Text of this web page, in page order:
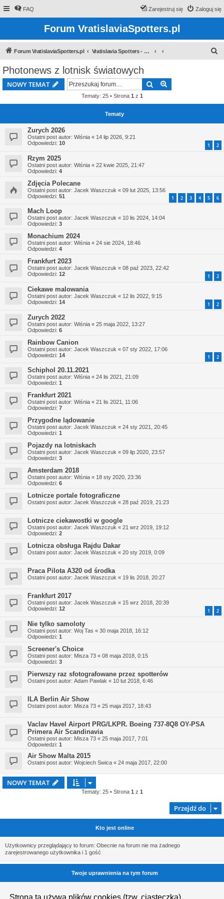
Strona ta używa plików cookies (tzw. ciasteczka)
FAQ Zaloguj się
Zarejestruj się
Forum VratislaviaSpotters.pl
Forum VratislaviaSpotters.pl Vratislavia Spotters - Wroclawska grupa spotterska
Photonews z lotnisk światowych
NOWY TEMAT Szukaj
Tematy: 25 • Strona 1 z 1
Tematy
Zurych 2026
Ostatni post autor: Wiśnia « 14 lip 2026, 9:21
Odpowiedzi: 10 1 2
Rzym 2025
Ostatni post autor: Wiśnia « 22 kwie 2025, 21:47
Odpowiedzi: 4
Zdjęcia Polecane
Ostatni post autor: Jacek Waszczuk « 09 lut 2025, 13:56
Odpowiedzi: 51 1 2 3 4 5 6
Mach Loop
Ostatni post autor: Jacek Waszczuk « 10 lis 2024, 14:04
Odpowiedzi: 3
Monachium 2024
Ostatni post autor: Wiśnia « 24 sie 2024, 18:46
Odpowiedzi: 4
Frankfurt 2023
Ostatni post autor: Jacek Waszczuk « 08 paź 2023, 22:42
Odpowiedzi: 12 1 2
Ciekawe malowania
Ostatni post autor: Jacek Waszczuk « 12 lis 2022, 9:15
Odpowiedzi: 14 1 2
Zurych 2022
Ostatni post autor: Wiśnia « 25 maja 2022, 13:27
Odpowiedzi: 6
Rainbow Canion
Ostatni post autor: Jacek Waszczuk « 07 sty 2022, 17:06
Odpowiedzi: 14 1 2
Schiphol 20.11.2021
Ostatni post autor: Wiśnia « 24 lis 2021, 21:09
Odpowiedzi: 1
Frankfurt 2021
Ostatni post autor: Wiśnia « 21 lis 2021, 11:06
Odpowiedzi: 7
Przygodne lądowanie
Ostatni post autor: Jacek Waszczuk « 24 sty 2021, 20:45
Odpowiedzi: 1
Pojazdy na lotniskach
Ostatni post autor: Jacek Waszczuk « 09 lip 2020, 23:57
Odpowiedzi: 3
Amsterdam 2018
Ostatni post autor: Wiśnia « 18 sty 2020, 23:36
Odpowiedzi: 6
Lotnicze portale fotograficzne
Ostatni post autor: Jacek Waszczuk « 28 paź 2019, 21:23
Lotnicze ciekawostki w google
Ostatni post autor: Jacek Waszczuk « 21 wrz 2019, 19:12
Odpowiedzi: 2
Lotnicza obsługa Rajdu Dakar
Ostatni post autor: Jacek Waszczuk « 20 sty 2019, 0:09
Praca Pilota A320 od środka
Ostatni post autor: Jacek Waszczuk « 19 lis 2018, 20:27
Frankfurt 2017
Ostatni post autor: Jacek Waszczuk « 15 wrz 2018, 20:39
Odpowiedzi: 12 1 2
Nie tylko samoloty
Ostatni post autor: Woj Tas « 30 maja 2018, 16:12
Odpowiedzi: 1
Screener's Choice
Ostatni post autor: Misza 73 « 08 maja 2018, 0:15
Odpowiedzi: 3
Pierwszy raz sfotografowane przez spotterów
Ostatni post autor: Adam Pawlak « 10 lut 2018, 6:46
ILA Berlin Air Show
Ostatni post autor: Misza 73 « 25 maja 2017, 18:43
Vaclav Havel Airport PRG/LKPR. Boeing 737-8Q8 OY-PSA
Primera Air Scandinavia
Ostatni post autor: Misza 73 « 25 maja 2017, 7:01
Odpowiedzi: 1
Air Show Malta 2015
Ostatni post autor: Wojciech Swica « 24 maja 2017, 22:00
NOWY TEMAT
Tematy: 25 • Strona 1 z 1
Przejdź do
Kto jest online
Użytkownicy przeglądający to forum: Obecnie na forum nie ma żadnego
zarejestrowanego użytkownika i 1 gość
Twoje uprawnienia na tym forum
Nie możeszodpowiadać w tematach